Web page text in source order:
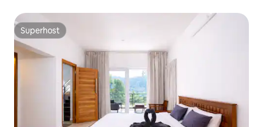
Superhost
Superhost